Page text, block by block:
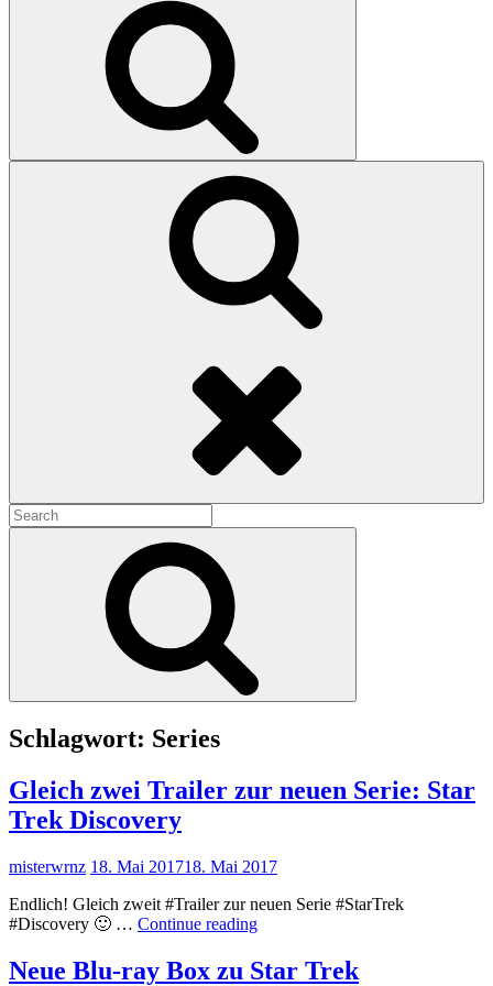
Search
for:
Schlagwort: Series
Gleich zwei Trailer zur neuen Serie: Star
Trek Discovery
misterwrnz 18. Mai 201718. Mai 2017
Endlich! Gleich zweit #Trailer zur neuen Serie #StarTrek
#Discovery 🙂 … Continue readingGleich
Trailer
zur
Neue Blu-ray Box zu Star Trek